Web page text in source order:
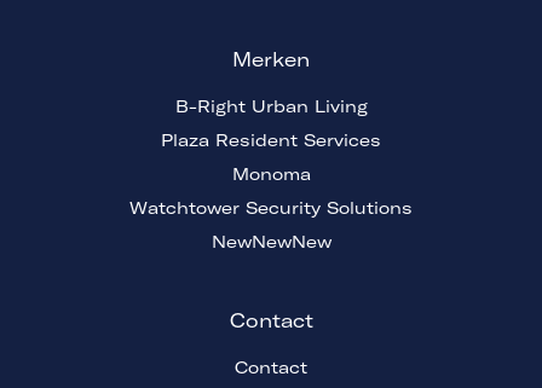
Merken
B-Right Urban Living
Plaza Resident Services
Monoma
Watchtower Security Solutions
NewNewNew
Contact
Contact